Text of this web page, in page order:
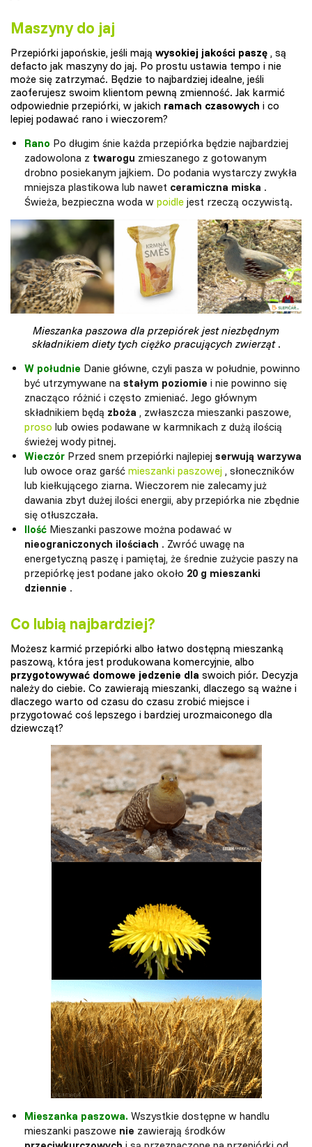
Maszyny do jaj
Przepiórki japońskie, jeśli mają wysokiej jakości paszę , są
defacto jak maszyny do jaj. Po prostu ustawia tempo i nie
może się zatrzymać. Będzie to najbardziej idealne, jeśli
zaoferujesz swoim klientom pewną zmienność. Jak karmić
odpowiednie przepiórki, w jakich ramach czasowych i co
lepiej podawać rano i wieczorem?
Rano Po długim śnie każda przepiórka będzie najbardziej
zadowolona z twarogu zmieszanego z gotowanym
drobno posiekanym jajkiem. Do podania wystarczy zwykła
mniejsza plastikowa lub nawet ceramiczna miska .
Świeża, bezpieczna woda w poidle jest rzeczą oczywistą.
Mieszanka paszowa dla przepiórek jest niezbędnym
składnikiem diety tych ciężko pracujących zwierząt.
W południe Danie główne, czyli pasza w południe, powinno
być utrzymywane na stałym poziomie i nie powinno się
znacząco różnić i często zmieniać. Jego głównym
składnikiem będą zboża , zwłaszcza mieszanki paszowe,
proso lub owies podawane w karmnikach z dużą ilością
świeżej wody pitnej.
Wieczór Przed snem przepiórki najlepiej serwują warzywa
lub owoce oraz garść mieszanki paszowej , słoneczników
lub kiełkującego ziarna. Wieczorem nie zalecamy już
dawania zbyt dużej ilości energii, aby przepiórka nie zbędnie
się otłuszczała.
Ilość Mieszanki paszowe można podawać w
nieograniczonych ilościach . Zwróć uwagę na
energetyczną paszę i pamiętaj, że średnie zużycie paszy na
przepiórkę jest podane jako około 20 g mieszanki
dziennie .
Co lubią najbardziej?
Możesz karmić przepiórki albo łatwo dostępną mieszanką
paszową, która jest produkowana komercyjnie, albo
przygotowywać domowe jedzenie dla swoich piór. Decyzja
należy do ciebie. Co zawierają mieszanki, dlaczego są ważne i
dlaczego warto od czasu do czasu zrobić miejsce i
przygotować coś lepszego i bardziej urozmaiconego dla
dziewcząt?
Mieszanka paszowa. Wszystkie dostępne w handlu
mieszanki paszowe nie zawierają środków